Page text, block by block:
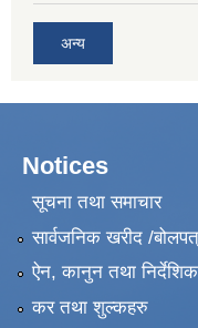
अन्य
Notices
सूचना तथा समाचार
सार्वजनिक खरीद /
ऐन, कानुन तथा
कर तथा शुल्कहरु